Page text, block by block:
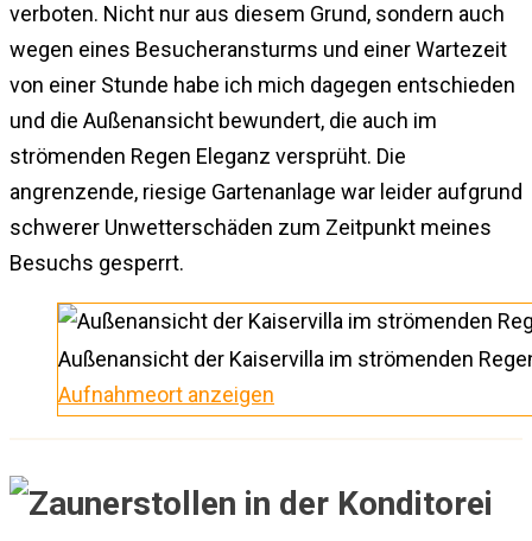
verboten. Nicht nur aus diesem Grund, sondern auch
wegen eines Besucheransturms und einer Wartezeit
von einer Stunde habe ich mich dagegen entschieden
und die Außenansicht bewundert, die auch im
strömenden Regen Eleganz versprüht. Die
angrenzende, riesige Gartenanlage war leider aufgrund
schwerer Unwetterschäden zum Zeitpunkt meines
Besuchs gesperrt.
Außenansicht der Kaiservilla im strömenden
Aufnahmeort anzeigen